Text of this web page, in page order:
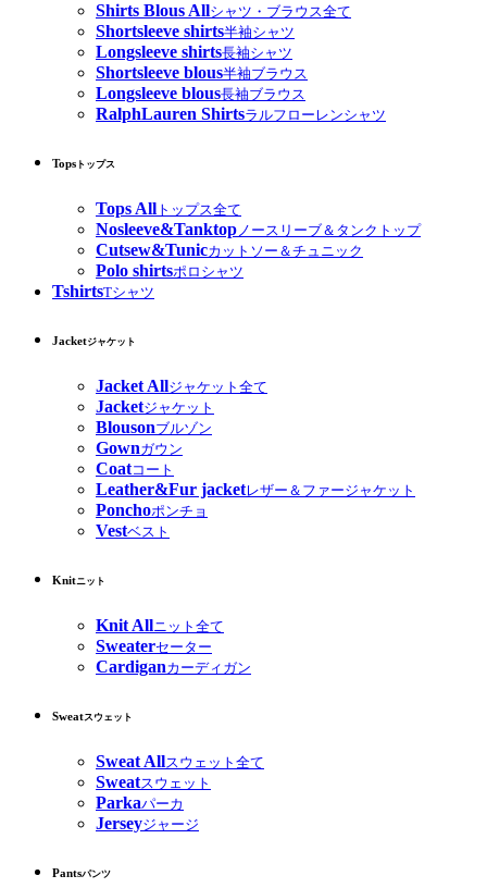
Shirts Blous Allシャツ・ブラウス全て
Shortsleeve shirts半袖シャツ
Longsleeve shirts長袖シャツ
Shortsleeve blous半袖ブラウス
Longsleeve blous長袖ブラウス
RalphLauren Shirtsラルフローレンシャツ
Tops トップス
Tops All トップス全て
Nosleeve&Tanktopノースリーブ＆タンクトップ
Cutsew&Tunicカットソー＆チュニック
Polo shirtsポロシャツ
TshirtsTシャツ
Jacketジャケット
Jacket Allジャケット全て
Jacketジャケット
Blousonブルゾン
Gownガウン
Coatコート
Leather&Fur jacketレザー＆ファージャケット
Ponchoポンチョ
Vestベスト
Knitニット
Knit Allニット全て
Sweaterセーター
Cardiganカーディガン
Sweatスウェット
Sweat Allスウェット全て
Sweatスウェット
Parkaパーカ
Jerseyジャージ
Pantsパンツ